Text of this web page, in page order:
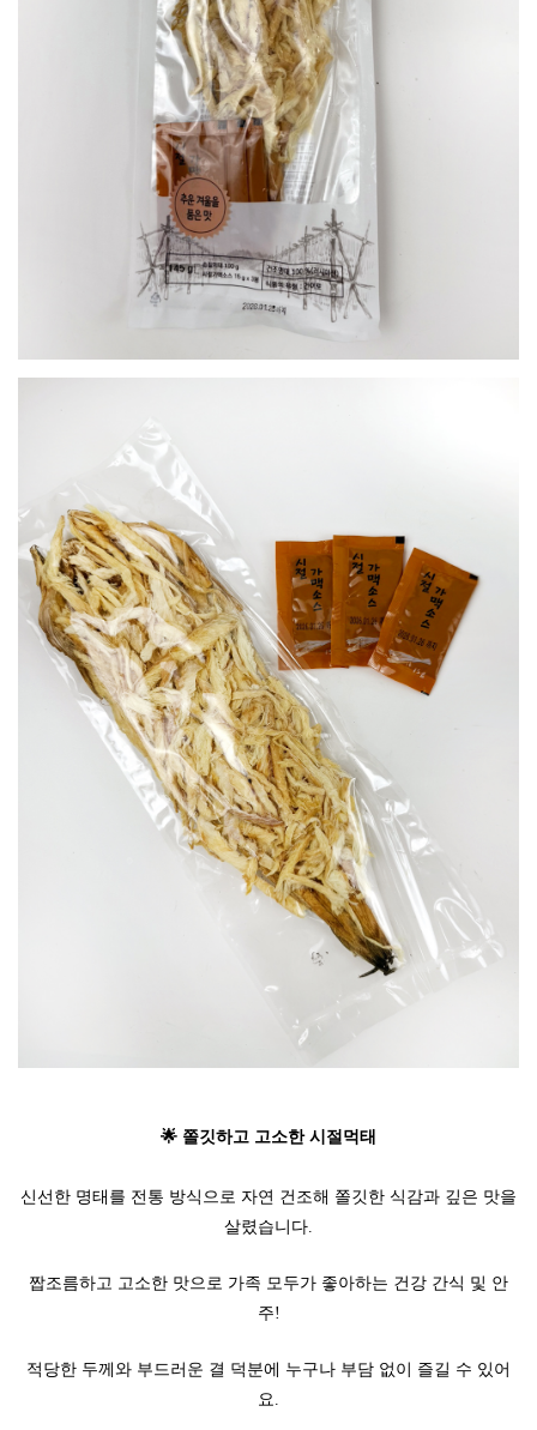
🌟 쫄깃하고 고소한 시절먹태
신선한 명태를 전통 방식으로 자연 건조해 쫄깃한 식감과 깊은 맛을
살렸습니다.
짭조름하고 고소한 맛으로 가족 모두가 좋아하는 건강 간식 및 안
주!
적당한 두께와 부드러운 결 덕분에 누구나 부담 없이 즐길 수 있어
요.